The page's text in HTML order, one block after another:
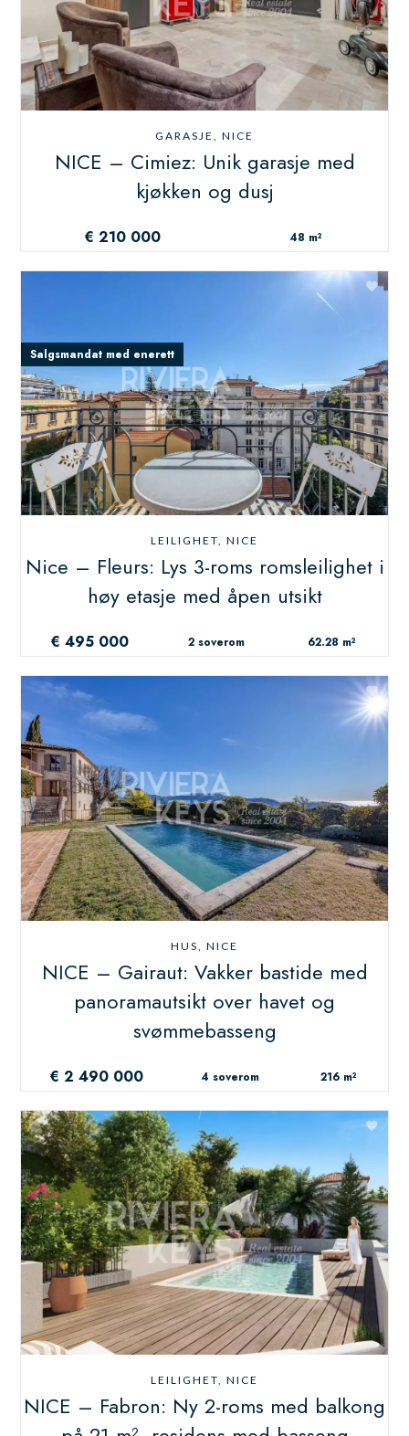
GARASJE, NICE
NICE – Cimiez: Unik garasje med
kjøkken og dusj
€ 210 000 48 m²
LEILIGHET, NICE
Nice – Fleurs: Lys 3-roms romsleilighet i
høy etasje med åpen utsikt
€ 495 000 2 soverom 62.28 m²
Salgsmandat med enerett
HUS, NICE
NICE – Gairaut: Vakker bastide med
panoramautsikt over havet og
svømmebasseng
€ 2 490 000 4 soverom 216 m²
LEILIGHET, NICE
NICE – Fabron: Ny 2-roms med balkong